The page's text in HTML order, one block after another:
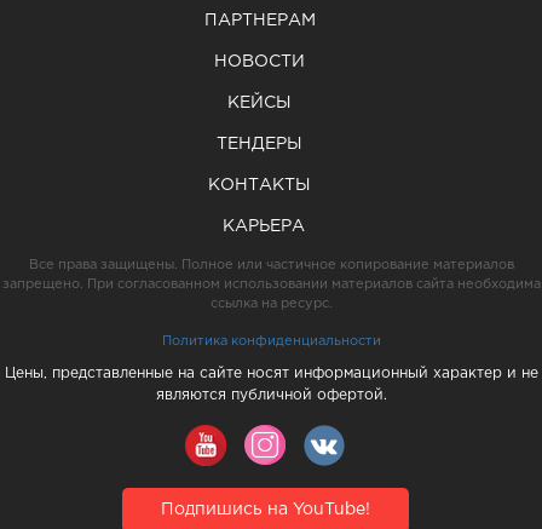
ПАРТНЕРАМ
НОВОСТИ
КЕЙСЫ
ТЕНДЕРЫ
КОНТАКТЫ
КАРЬЕРА
Все права защищены. Полное или частичное копирование материалов
запрещено. При согласованном использовании материалов сайта необходима
ссылка на ресурс.
Политика конфиденциальности
Цены, представленные на сайте носят информационный характер и не
являются публичной офертой.
Подпишись на YouTube!